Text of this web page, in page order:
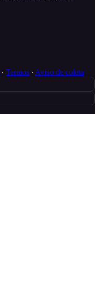
∙ Termos ∙ Aviso de coleta